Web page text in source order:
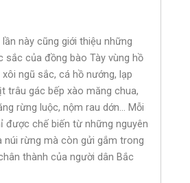
này cũng giới thiệu những
sắc của đồng bào Tày vùng hồ
ngũ sắc, cá hồ nướng, lạp
trâu gác bếp xào măng chua,
rừng luộc, nộm rau dớn… Mỗi
được chế biến từ những nguyên
núi rừng mà còn gửi gắm trong
thành của người dân Bắc